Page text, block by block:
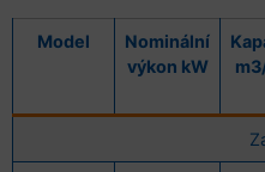
Model
Nominální
výkon kW